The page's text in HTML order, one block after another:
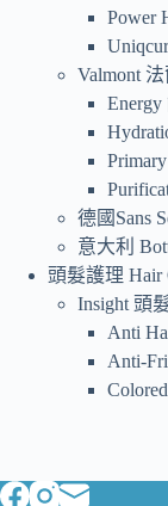
Power
Valmont
德國Sans
意大利
頭髮護理 Hair
Insight 頭
Anti
Anti-